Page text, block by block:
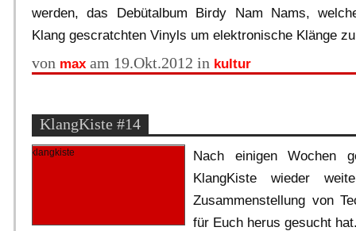
werden, das Debütalbum Birdy Nam Nams,
Klang gescratchten Vinyls um elektronische Klänge
von max am 19.Okt.2012 in kultur
KlangKiste #14
Nach einigen Wochen
KlangKiste wieder
Zusammenstellung von
für Euch herus gesucht